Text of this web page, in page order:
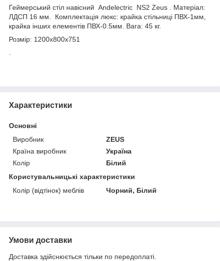
Геймерський стіл навісний Andelectric NS2 Zeus . Матеріал:
ЛДСП 16 мм. Комплектація люкс: крайка стільниці ПВХ-1мм,
крайка інших елементів ПВХ-0.5мм. Вага: 45 кг.
Розмір: 1200х800х751
Характеристики
Основні
Виробник
ZEUS
Країна виробник
Україна
Колір
Білий
Користувальницькі характеристики
Колір (відтінок) меблів
Чорний, Білий
Умови доставки
Доставка здійснюється тільки по передоплаті.